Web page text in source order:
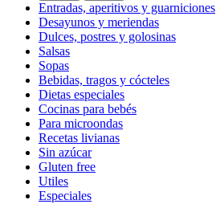
Entradas, aperitivos y guarniciones
Desayunos y meriendas
Dulces, postres y golosinas
Salsas
Sopas
Bebidas, tragos y cócteles
Dietas especiales
Cocinas para bebés
Para microondas
Recetas livianas
Sin azúcar
Gluten free
Utiles
Especiales